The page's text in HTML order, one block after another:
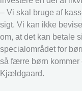
– Vi skal bruge af
sigt. Vi kan ikke
om, at det kan betale
specialområdet for
så færre børn kommer
Kjældgaard.